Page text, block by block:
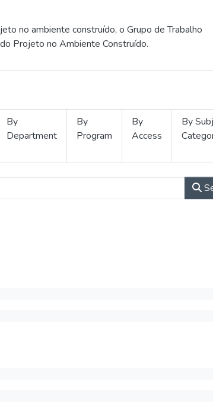
no ambiente construído, o Grupo de Trabalho
Projeto no Ambiente Construído.
By
Department
By
Program
By
Access
By